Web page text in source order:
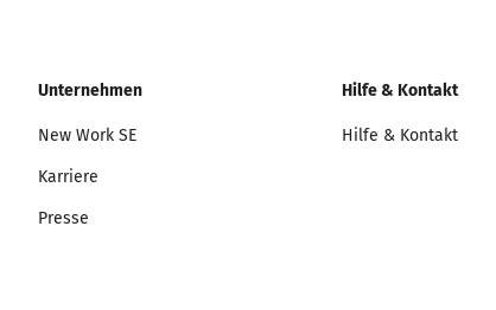
Unternehmen
New Work SE
Karriere
Presse
Hilfe & Kontakt
Hilfe & Kontakt